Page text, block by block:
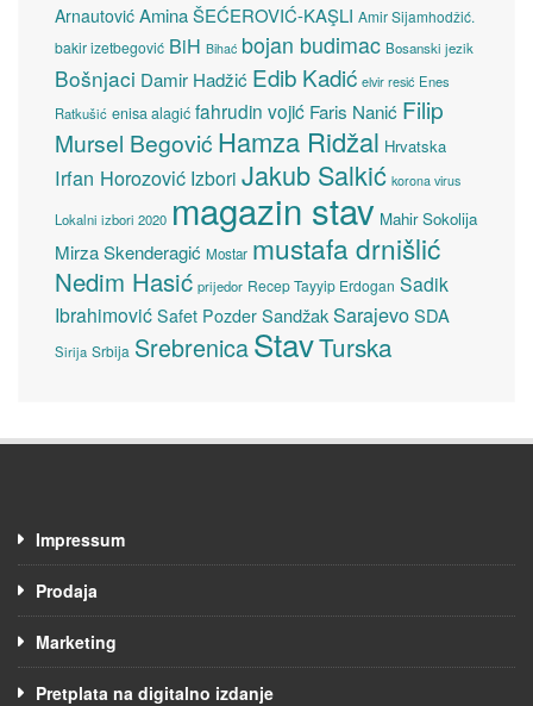
Arnautović Amina ŠEĆEROVIĆ-KAŞLI Amir Sijamhodžić.
bakir izetbegović BiH Bihać bojan budimac Bosanski jezik
Bošnjaci Damir Hadžić Edib Kadić elvir resić Enes
Ratkušić enisa alagić fahrudin vojić Faris Nanić Filip
Mursel Begović Hamza Ridžal Hrvatska
Irfan Horozović Izbori Jakub Salkić korona virus
Lokalni izbori 2020 magazin stav Mahir Sokolija
Mirza Skenderagić Mostar mustafa drnišlić
Nedim Hasić prijedor Recep Tayyip Erdogan Sadik
Ibrahimović Safet Pozder SandžakSarajevoSDA
Sirija Srbija SrebrenicaStavTurska
Impressum
Prodaja
Marketing
Pretplata na digitalno izdanje